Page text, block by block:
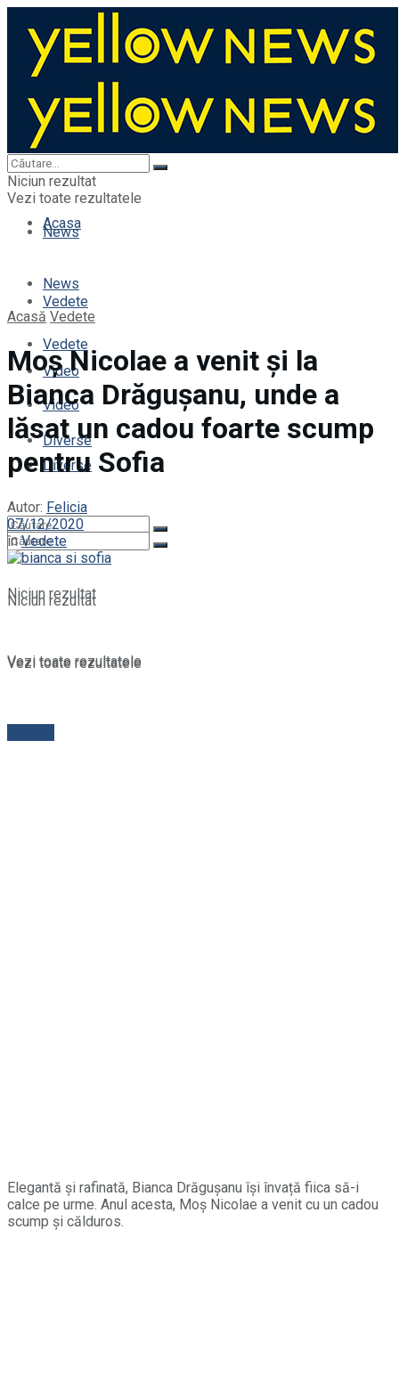
Acasa
News
Vedete
Video
Diverse
Niciun rezultat
Vezi toate rezultatele
Acasa
News
Vedete
Video
Diverse
Niciun rezultat
Vezi toate rezultatele
Niciun rezultat
Vezi toate rezultatele
Acasă Vedete
Moș Nicolae a venit și la
Bianca Drăgușanu, unde a
lăsat un cadou foarte scump
pentru Sofia
Autor: Felicia
07/12/2020
în Vedete
Elegantă și rafinată, Bianca Drăgușanu își învață fiica să-i
calce pe urme. Anul acesta, Moș Nicolae a venit cu un cadou
scump și călduros.